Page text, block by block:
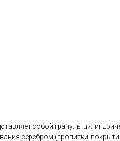
собой гранулы
серебром (пропитки,